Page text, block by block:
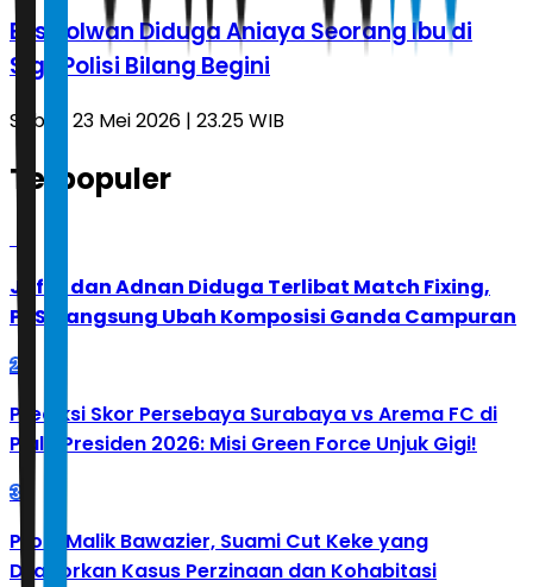
Eks Polwan Diduga Aniaya Seorang Ibu di
Sigi, Polisi Bilang Begini
Sabtu, 23 Mei 2026 | 23.25 WIB
Terpopuler
Jafar dan Adnan Diduga Terlibat Match Fixing,
PBSI Langsung Ubah Komposisi Ganda Campuran
2
Prediksi Skor Persebaya Surabaya vs Arema FC di
Piala Presiden 2026: Misi Green Force Unjuk Gigi!
3
Profil Malik Bawazier, Suami Cut Keke yang
Dilaporkan Kasus Perzinaan dan Kohabitasi